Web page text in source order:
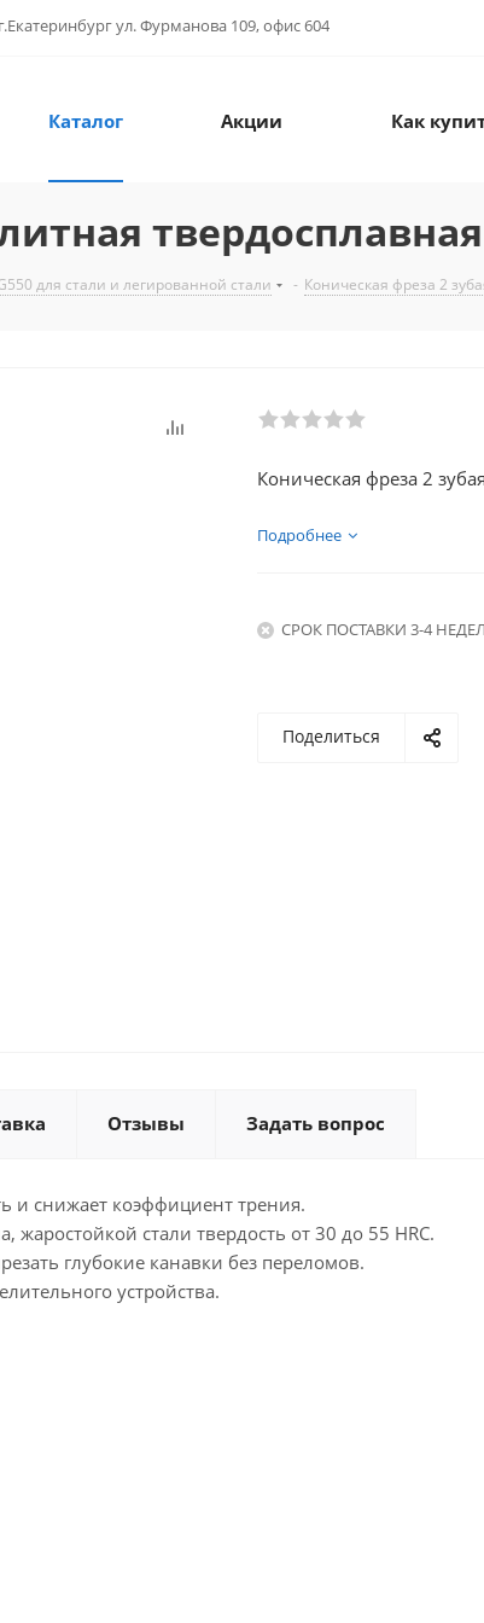
г.Екатеринбург ул. Фурманова 109, офис 604
Каталог Акции Как
твердосплавная
для стали и легированной стали - Коническая фреза 2
Коническая фреза 2 зубая
Подробнее
СРОК ПОСТАВКИ 3-4
Поделиться
Отзывы Задать вопрос
и снижает коэффициент трения.
стали твердость от 30 до 55 HRC.
глубокие канавки без переломов.
устройства.